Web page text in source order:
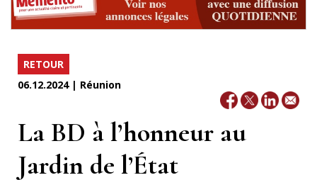
RETOUR
06.12.2024 | Réunion
La BD à l’honneur au
Jardin de l’État